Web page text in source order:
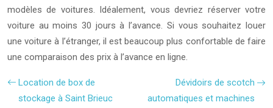
modèles de voitures. Idéalement, vous devriez réserver votre
voiture au moins 30 jours à l’avance. Si vous souhaitez louer
une voiture à l’étranger, il est beaucoup plus confortable de faire
une comparaison des prix à l’avance en ligne.
Location de box de
stockage à Saint Brieuc
Dévidoirs de scotch
automatiques et machines